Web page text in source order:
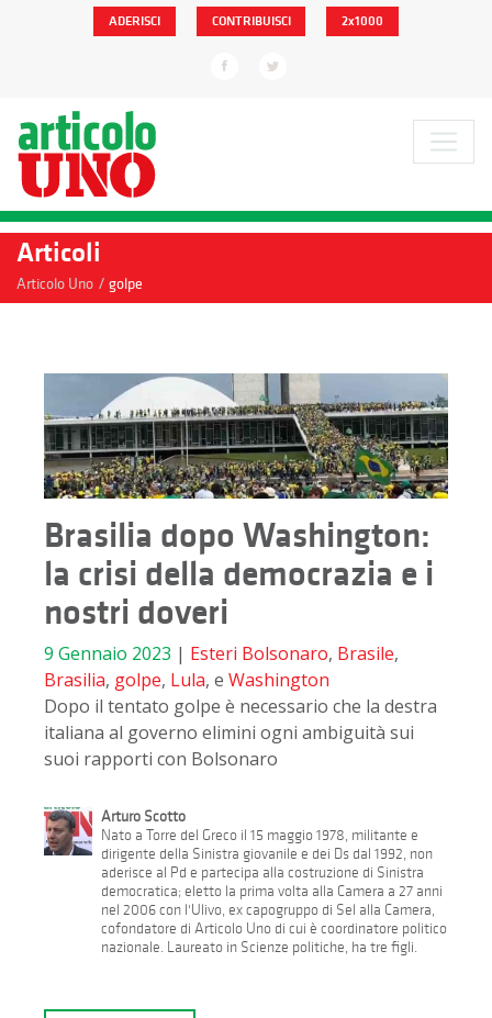
ADERISCI CONTRIBUISCI 2x1000
Articoli
Articolo Uno / golpe
Brasilia dopo Washington:
la crisi della democrazia e i
nostri doveri
9 Gennaio 2023 | Esteri Bolsonaro, Brasile,
Brasilia, golpe, Lula, e Washington
Dopo il tentato golpe è necessario che la destra
italiana al governo elimini ogni ambiguità sui
suoi rapporti con Bolsonaro
Arturo Scotto
Nato a Torre del Greco il 15 maggio 1978, militante e
dirigente della Sinistra giovanile e dei Ds dal 1992, non
aderisce al Pd e partecipa alla costruzione di Sinistra
democratica; eletto la prima volta alla Camera a 27 anni
nel 2006 con l'Ulivo, ex capogruppo di Sel alla Camera,
cofondatore di Articolo Uno di cui è coordinatore politico
nazionale. Laureato in Scienze politiche, ha tre figli.